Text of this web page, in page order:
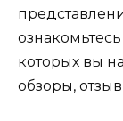
которых вы
обзоры,